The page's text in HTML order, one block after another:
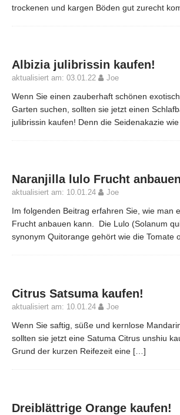
trockenen und kargen Böden gut zurecht
Albizia julibrissin kaufen!
aktualisiert am: 03.01.22 Joe
Wenn Sie einen zauberhaft schönen
Garten suchen, sollten sie jetzt einen
julibrissin kaufen! Denn die Seidenakazie wie
Naranjilla lulo Frucht anbauen
aktualisiert am: 10.01.24 Joe
Im folgenden Beitrag erfahren Sie, wie man
Frucht anbauen kann. Die Lulo (Solanum
synonym Quitorange gehört wie die Tomate
Citrus Satsuma kaufen!
aktualisiert am: 10.01.24 Joe
Wenn Sie saftig, süße und kernlose
sollten sie jetzt eine Satuma Citrus unshiu
Grund der kurzen Reifezeit eine […]
Dreiblättrige Orange kaufen!